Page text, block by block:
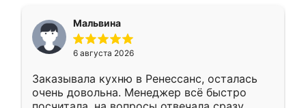
Мальвина
6 августа 2026
Заказывала кухню в Ренессанс, осталась
очень довольна. Менеджер всё быстро